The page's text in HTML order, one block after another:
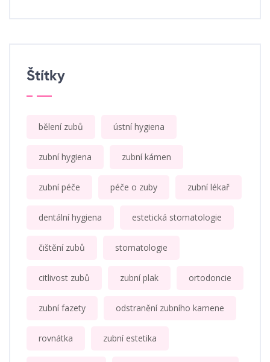
Štítky
bělení zubů ústní hygiena
zubní hygiena zubní kámen
zubní péče péče o zuby zubní lékař
dentální hygiena estetická stomatologie
čištění zubů stomatologie
citlivost zubů zubní plak ortodoncie
zubní fazety odstranění zubního kamene
rovnátka zubní estetika